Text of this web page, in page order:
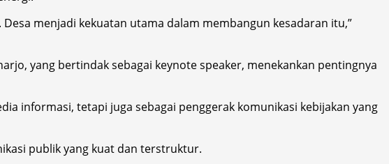
menjadi kekuatan utama dalam membangun kesadaran itu,”
yang bertindak sebagai keynote speaker, menekankan pentingnya
informasi, tetapi juga sebagai penggerak komunikasi kebijakan yang
publik yang kuat dan terstruktur.